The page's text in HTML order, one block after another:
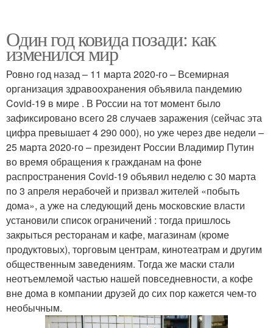
Один год ковида позади: как
изменился мир
Ровно год назад – 11 марта 2020-го – Всемирная
организация здравоохранения объявила пандемию
Covid-19 в мире . В России на тот момент было
зафиксировано всего 28 случаев заражения (сейчас эта
цифра превышает 4 290 000), но уже через две недели –
25 марта 2020-го – президент России Владимир Путин
во время обращения к гражданам на фоне
распространения Covid-19 объявил неделю с 30 марта
по 3 апреля нерабочей и призвал жителей «побыть
дома», а уже на следующий день московские власти
установили список ограничений : тогда пришлось
закрыться ресторанам и кафе, магазинам (кроме
продуктовых), торговым центрам, кинотеатрам и другим
общественным заведениям. Тогда же маски стали
неотъемлемой частью нашей повседневности, а кофе
вне дома в компании друзей до сих пор кажется чем-то
необычным.